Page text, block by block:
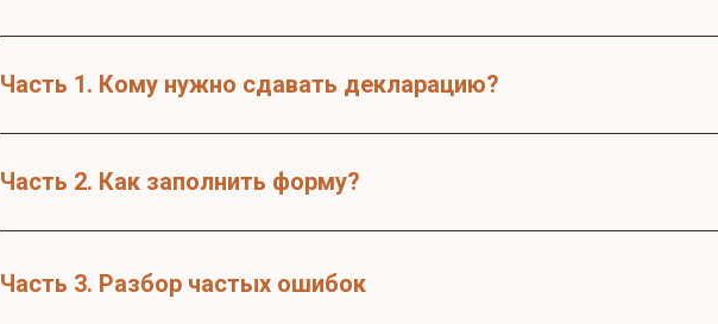
Часть 1. Кому нужно сдавать декларацию?
Часть 2. Как заполнить форму?
Часть 3. Разбор частых ошибок